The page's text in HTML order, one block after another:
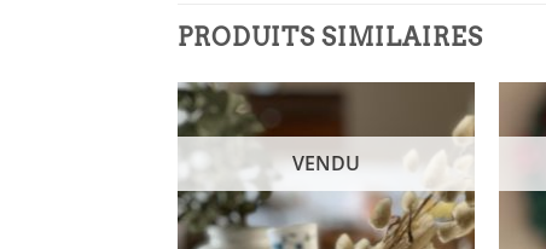
PRODUITS SIMILAIRES
VENDU